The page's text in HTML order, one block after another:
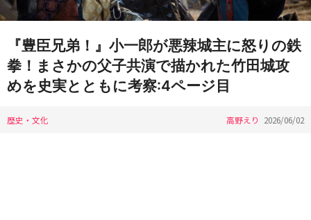
『豊臣兄弟！』小一郎が悪辣城主に怒りの鉄
拳！まさかの父子共演で描かれた竹田城攻
めを史実とともに考察:4ページ目
歴史・文化 高野えり 2026/06/02